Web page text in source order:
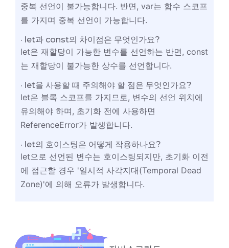
중복 선언이 불가능합니다. 반면, var는 함수 스코프
를 가지며 중복 선언이 가능합니다.
let과 const의 차이점은 무엇인가요?
let은 재할당이 가능한 변수를 선언하는 반면, const
는 재할당이 불가능한 상수를 선언합니다.
let을 사용할 때 주의해야 할 점은 무엇인가요?
let은 블록 스코프를 가지므로, 변수의 선언 위치에
유의해야 하며, 초기화 전에 사용하면
ReferenceError가 발생합니다.
let의 호이스팅은 어떻게 작용하나요?
let으로 선언된 변수는 호이스팅되지만, 초기화 이전
에 접근할 경우 '일시적 사각지대(Temporal Dead
Zone)'에 의해 오류가 발생합니다.